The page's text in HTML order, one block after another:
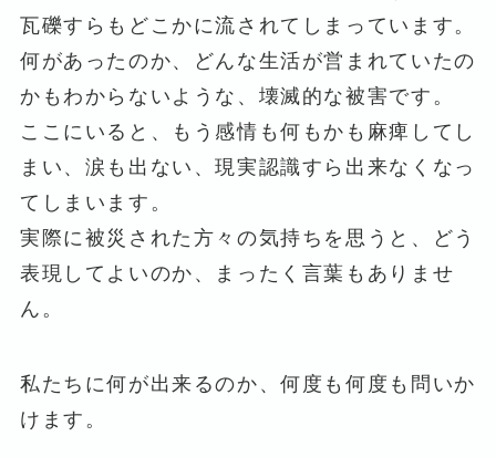
瓦礫すらもどこかに流されてしまっています。
何があったのか、どんな生活が営まれていたの
かもわからないような、壊滅的な被害です。
ここにいると、もう感情も何もかも麻痺してし
まい、涙も出ない、現実認識すら出来なくなっ
てしまいます。
実際に被災された方々の気持ちを思うと、どう
表現してよいのか、まったく言葉もありませ
ん。
私たちに何が出来るのか、何度も何度も問いか
けます。